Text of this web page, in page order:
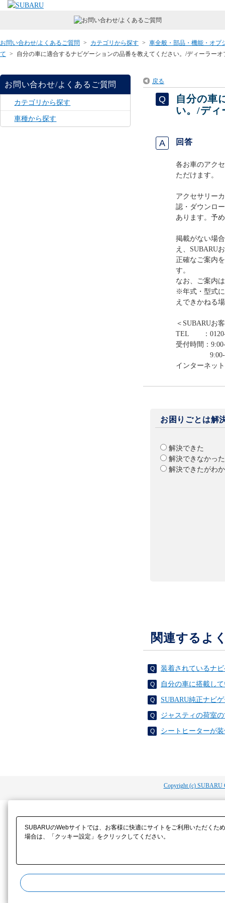
お問い合わせ/よくあるご質問 > カテゴリから探す > 車全般・部品・機能・オプ
て > 自分の車に適合するナビゲーションの品番を教えてください。/ディーラーオ
お問い合わせ/よくあるご質問
カテゴリから探す
車種から探す
戻る
自分の車
い。/ディ
回答
各お車のアク
ただけます。
アクセサリー
認・ダウンロ
あります。予
掲載がない場
え、SUBARU
正確なご案内
す。
なお、ご案内
※年式・型式
えできかねる
＜SUBARUお
TEL ：0120-
受付時間：
9:00-12:00
インターネッ
お困りごとは解
解決できた
解決できなかった
解決できたがわ
関連するよ
装着されているナ
自分の車に搭載し
SUBARU純正ナビ
ジャスティの荷室
シートヒーターが
Copyright (c) SUBARU
SUBARUのWebサイトでは、お客様に快適にサイトをご利用いただく
場合は、「クッキー設定」をクリックしてください。​